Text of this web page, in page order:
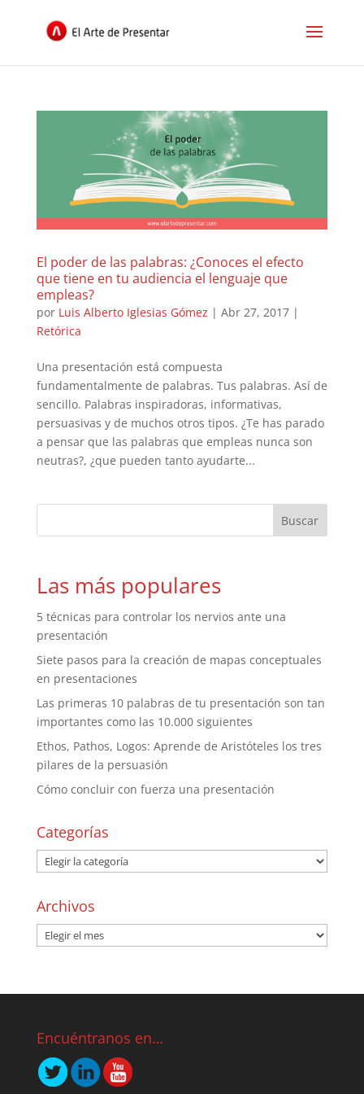
El poder de las palabras: ¿Conoces el efecto
que tiene en tu audiencia el lenguaje que
empleas?
por Luis Alberto Iglesias Gómez | Abr 27, 2017|
Retórica
Una presentación está compuesta
fundamentalmente de palabras. Tus palabras. Así de
sencillo. Palabras inspiradoras, informativas,
persuasivas y de muchos otros tipos. ¿Te has parado
a pensar que las palabras que empleas nunca son
neutras?, ¿que pueden tanto ayudarte...
Las más populares
5 técnicas para controlar los nervios ante una
presentación
Siete pasos para la creación de mapas conceptuales
en presentaciones
Las primeras 10 palabras de tu presentación son tan
importantes como las 10.000 siguientes
Ethos, Pathos, Logos: Aprende de Aristóteles los tres
pilares de la persuasión
Cómo concluir con fuerza una presentación
Categorías
Archivos
Encuéntranos en…